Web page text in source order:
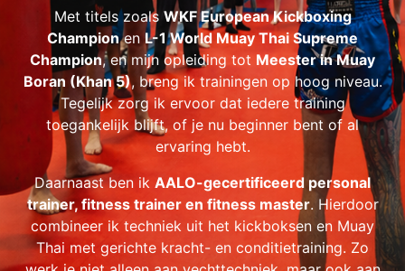
Met titels zoals WKF European Kickboxing
Championen L-1 World Muay Thai Supreme
Champion, en mijn opleiding tot Meester in Muay
Boran (Khan 5), breng ik trainingen op hoog niveau.
Tegelijk zorg ik ervoor dat iedere training
toegankelijk blijft, of je nu beginner bent of al
ervaring hebt.
Daarnaast ben ik AALO-gecertificeerd personal
trainer, fitness trainer en fitness master. Hierdoor
combineer ik techniek uit het kickboksen en Muay
Thai met gerichte kracht- en conditietraining. Zo